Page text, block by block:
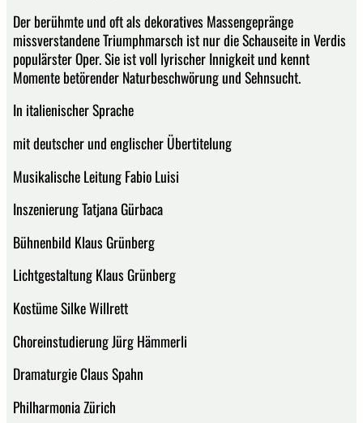
Der berühmte und oft als dekoratives Massengepränge
missverstandene Triumphmarsch ist nur die Schauseite in Verdis
populärster Oper. Sie ist voll lyrischer Innigkeit und kennt
Momente betörender Naturbeschwörung und Sehnsucht.
In italienischer Sprache
mit deutscher und englischer Übertitelung
Musikalische Leitung Fabio Luisi
Inszenierung Tatjana Gürbaca
Bühnenbild Klaus Grünberg
Lichtgestaltung Klaus Grünberg
Kostüme Silke Willrett
Choreinstudierung Jürg Hämmerli
Dramaturgie Claus Spahn
Philharmonia Zürich